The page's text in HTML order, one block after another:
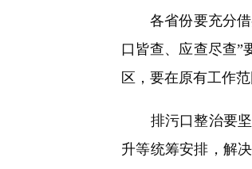
各省份要充分借
口皆查、应查尽查”
区，要在原有工作
排污口整治要坚
升等统筹安排，解